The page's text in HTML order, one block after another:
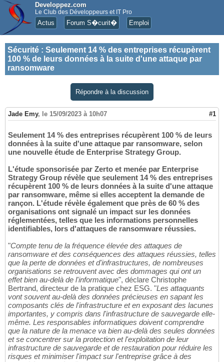
Developpez.com
Le Club des Développeurs et IT Pro
Actus Forum S�curit� Emploi
Sécurité : Seulement 14 % des entreprises récupèrent
100 % de leurs données à la suite d'une attaque par
ransomware
Répondre à la discussion
Jade Emy, le 15/09/2023 à 10h07 #1
Seulement 14 % des entreprises récupèrent 100 % de leurs
données à la suite d'une attaque par ransomware, selon
une nouvelle étude de Enterprise Strategy Group.
L'étude sponsorisée par Zerto et menée par Enterprise
Strategy Group révèle que seulement 14 % des entreprises
récupèrent 100 % de leurs données à la suite d'une attaque
par ransomware, même si elles acceptent la demande de
rançon. L'étude révèle également que près de 60 % des
organisations ont signalé un impact sur les données
réglementées, telles que les informations personnelles
identifiables, lors d'attaques de ransomware réussies.
"Compte tenu de la fréquence élevée des attaques de
ransomware et des conséquences des attaques réussies, telles
que la perte de données et d'infrastructures, de nombreuses
organisations se retrouvent avec des dommages qui ont un
effet bien au-delà de l'informatique", déclare Christophe
Bertrand, directeur de la pratique chez ESG. "Les attaquants
vont souvent au-delà des données précieuses en sapant les
composants clés de l'infrastructure et en exposant des lacunes
importantes, y compris dans l'infrastructure de sauvegarde elle-
même. Les responsables informatiques doivent comprendre
que la nature de la menace va bien au-delà des seules données
et se concentrer sur la protection et l'exploitation de leur
infrastructure de sauvegarde et de restauration pour réduire les
risques et minimiser l'impact sur l'entreprise grâce à des